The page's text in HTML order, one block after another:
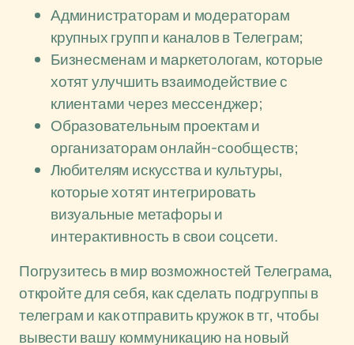
Администраторам и модераторам
крупных групп и каналов в Телеграм;
Бизнесменам и маркетологам, которые
хотят улучшить взаимодействие с
клиентами через мессенджер;
Образовательным проектам и
организаторам онлайн-сообществ;
Любителям искусства и культуры,
которые хотят интегрировать
визуальные метафоры и
интерактивность в свои соцсети.
Погрузитесь в мир возможностей Телеграма,
откройте для себя, как сделать подгруппы в
телеграм и как отправить кружок в тг, чтобы
вывести вашу коммуникацию на новый